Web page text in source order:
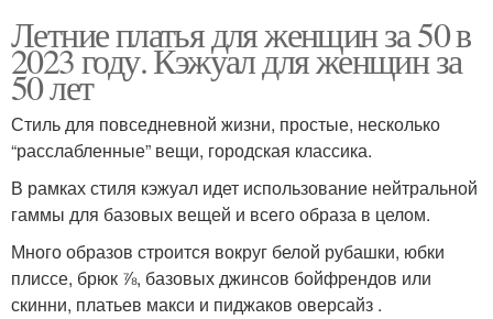
Летние платья для женщин за 50 в
2023 году. Кэжуал для женщин за
50 лет
Стиль для повседневной жизни, простые, несколько
“расслабленные” вещи, городская классика.
В рамках стиля кэжуал идет использование нейтральной
гаммы для базовых вещей и всего образа в целом.
Много образов строится вокруг белой рубашки, юбки
плиссе, брюк ⅞, базовых джинсов бойфрендов или
скинни, платьев макси и пиджаков оверсайз .